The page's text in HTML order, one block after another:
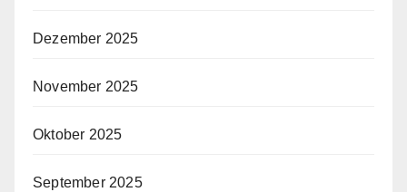
Dezember 2025
November 2025
Oktober 2025
September 2025